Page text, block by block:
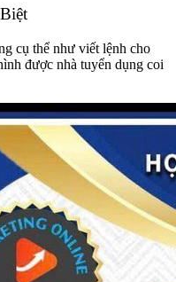
cụ thể như viết lệnh cho
được nhà tuyển dụng coi